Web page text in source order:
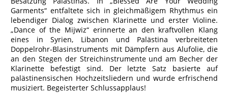
Garments“ entfaltete sich in gleichmäßigem Rhythmus ein
lebendiger Dialog zwischen Klarinette und erster Violine.
„Dance of the Mijwiz“ erinnerte an den kraftvollen Klang
eines in Syrien, Libanon und Palästina verbreiteten
Doppelrohr-Blasinstruments mit Dämpfern aus Alufolie, die
an den Stegen der Streichinstrumente und am Becher der
Klarinette befestigt sind. Der letzte Satz basierte auf
palästinensischen Hochzeitsliedern und wurde erfrischend
musiziert. Begeisterter Schlussapplaus!